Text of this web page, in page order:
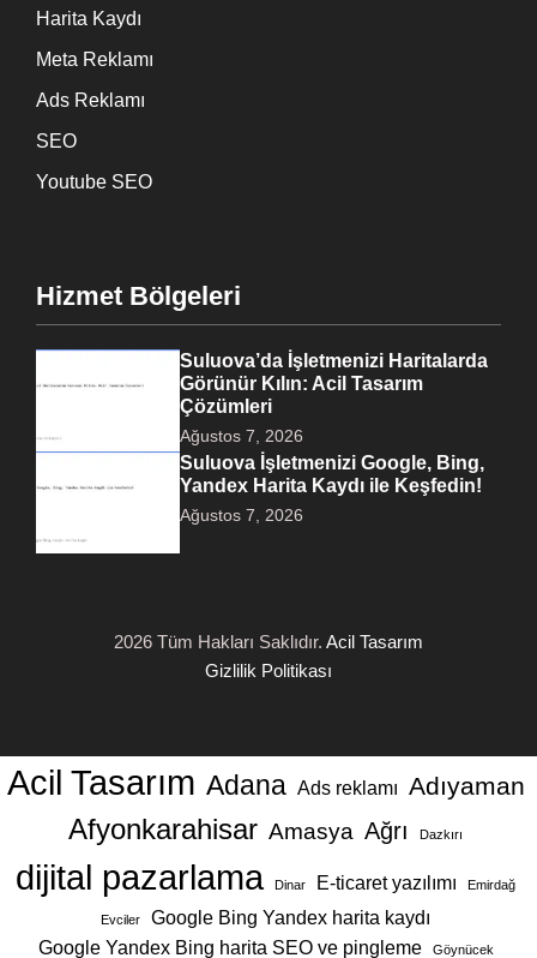
Harita Kaydı
Meta Reklamı
Ads Reklamı
SEO
Youtube SEO
Hizmet Bölgeleri
Suluova’da İşletmenizi Haritalarda
Görünür Kılın: Acil Tasarım
Çözümleri
Ağustos 7, 2026
Suluova İşletmenizi Google, Bing,
Yandex Harita Kaydı ile Keşfedin!
Ağustos 7, 2026
2026 Tüm Hakları Saklıdır. Acil Tasarım
Gizlilik Politikası
Acil Tasarım Adana Ads reklamı Adıyaman
Afyonkarahisar Amasya Ağrı Dazkırı
dijital pazarlama Dinar E-ticaret yazılımı Emirdağ
Evciler
Google Bing Yandex harita kaydı
Google Yandex Bing harita SEO ve pingleme
Göynücek